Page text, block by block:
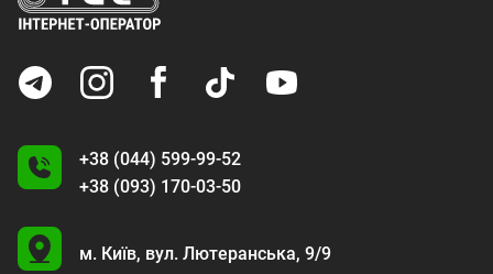
+38 (044) 599-99-52
+38 (093) 170-03-50
U
м. Київ, вул. Лютеранська, 9/9